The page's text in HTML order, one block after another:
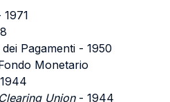
1971
Pagamenti - 1950
Monetario
Clearing Union - 1944